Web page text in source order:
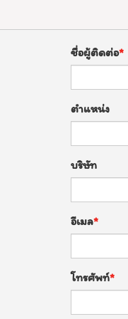
ชื่อผู้ติดต่อ
ตำแหน่ง
บริษัท
อีเมล
โทรศัพท์